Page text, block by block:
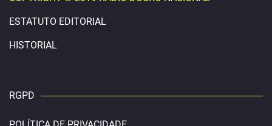
ESTATUTO EDITORIAL
HISTORIAL
RGPD